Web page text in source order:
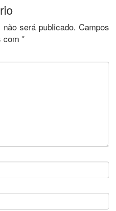
será publicado. Campos
com *